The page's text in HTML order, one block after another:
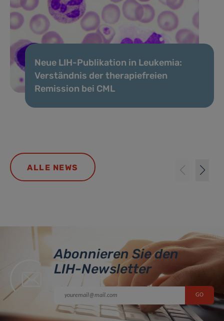
Neue LIH-Publikation in Leukemia:
Verständnis der therapiefreien
Remission bei CML
ALLE NEWS
Abonnieren Sie den
LIH-Newsletter